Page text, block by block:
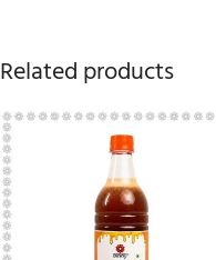
Related products